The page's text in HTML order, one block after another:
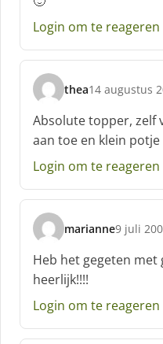
h
r
e
f
:
Login om te reageren
thea
s
c
h
r
e
f
14 augustus
Absolute topper, zelf
aan toe en klein
Login om te reageren
marianne
s
c
h
r
e
f
9 juli
Heb het gegeten met
heerlijk!!!!
Login om te reageren